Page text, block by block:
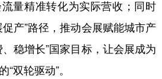
量精准转化为实际营收；同时
产”路径，推动会展赋能城市产
稳增长”国家目标，让会展成为
“双轮驱动”。